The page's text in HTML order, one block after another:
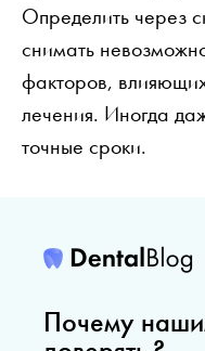
Определить через
снимать
факторов,
лечения. Иногда
точные сроки.
Почему